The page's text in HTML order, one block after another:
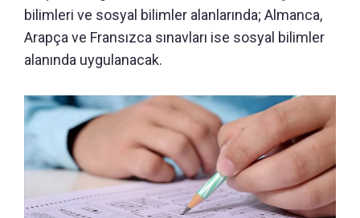
bilimleri ve sosyal bilimler alanlarında; Almanca,
Arapça ve Fransızca sınavları ise sosyal bilimler
alanında uygulanacak.